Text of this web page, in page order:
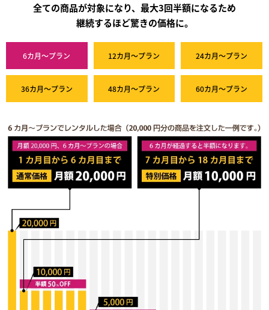
全ての商品が対象になり、最大3回半額になるため
継続するほど驚きの価格に。
6カ月～プラン 12カ月～プラン 24カ月～プラン
36カ月～プラン 48カ月～プラン 60カ月～プラン